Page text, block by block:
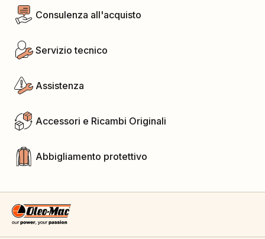
Consulenza all'acquisto
Servizio tecnico
Assistenza
Accessori e Ricambi Originali
Abbigliamento protettivo